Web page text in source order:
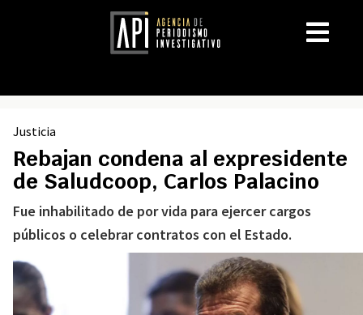
Justicia
Rebajan condena al expresidente
de Saludcoop, Carlos Palacino
Fue inhabilitado de por vida para ejercer cargos
públicos o celebrar contratos con el Estado.